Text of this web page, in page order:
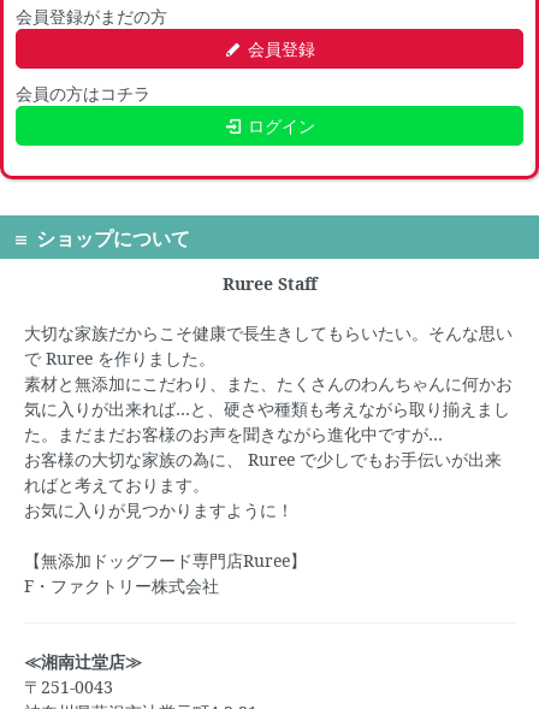
会員登録がまだの方
会員登録
会員の方はコチラ
ログイン
ショップについて
Ruree Staff
大切な家族だからこそ健康で長生きしてもらいたい。そんな思い
で Ruree を作りました。
素材と無添加にこだわり、また、たくさんのわんちゃんに何かお
気に入りが出来れば…と、硬さや種類も考えながら取り揃えまし
た。まだまだお客様のお声を聞きながら進化中ですが…
お客様の大切な家族の為に、 Ruree で少しでもお手伝いが出来
ればと考えております。
お気に入りが見つかりますように！
【無添加ドッグフード専門店Ruree】
F・ファクトリー株式会社
≪湘南辻堂店≫
〒251-0043